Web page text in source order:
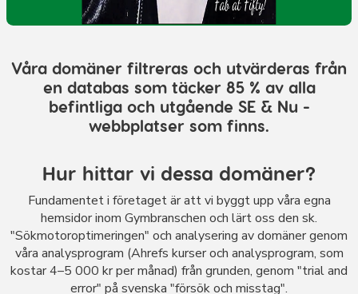
Våra domäner filtreras och utvärderas från
en databas som täcker 85 % av alla
befintliga och utgående SE & Nu -
webbplatser som finns.
Hur hittar vi dessa domäner?
Fundamentet i företaget är att vi byggt upp våra egna
hemsidor inom Gymbranschen och lärt oss den sk.
"Sökmotoroptimeringen" och analysering av domäner genom
våra analysprogram (Ahrefs kurser och analysprogram, som
kostar 4–5 000 kr per månad) från grunden, genom "trial and
error" på svenska "försök och misstag".